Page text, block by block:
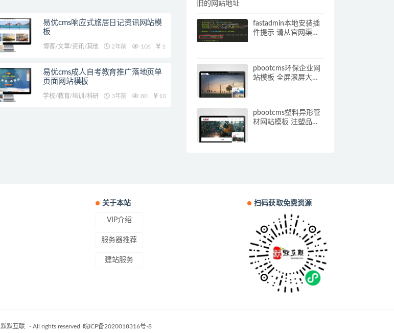
易优cms响应式旅居日记资讯网站模
板
博客/文章/资讯/其他 2年前 106 10
易优cms成人自考教育推广落地页单
页面网站模板
学校/教育/培训/科研 3年前 80 10
旧的网站地址
fastadmin本地安装插
件提示 请从官网渠道
pbootcms环保企业网
站模板 全屏滚屏大气
pbootcms塑料异形管
材网站模板 注塑品网
关于本站
VIP介绍
服务器推荐
建站服务
扫码获取免费资源
默默互联 - All rights reserved 皖ICP备2020018316号-8